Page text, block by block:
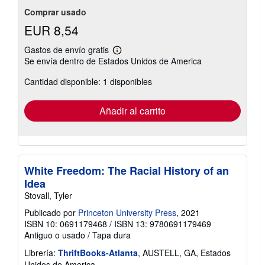
Comprar usado
EUR 8,54
Gastos de envío gratis
Más
información
las
tarifas
envío
Se envía dentro de Estados Unidos de America
Cantidad disponible: 1 disponibles
Añadir al carrito
White Freedom: The Racial History of an
Idea
Stovall, Tyler
Publicado por Princeton University Press, 2021
ISBN 10: 0691179468 / ISBN 13: 9780691179469
Antiguo o usado / Tapa dura
Librería: ThriftBooks-Atlanta, AUSTELL, GA, Estados